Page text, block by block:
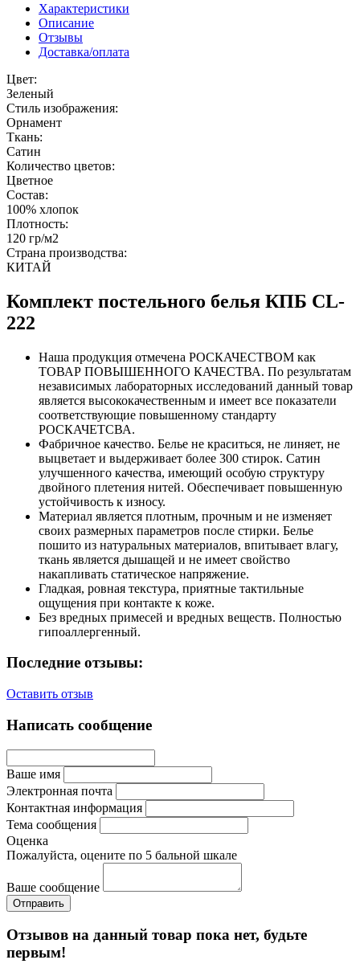
Характеристики
Описание
Отзывы
Доставка/оплата
Цвет:
Зеленый
Стиль изображения:
Орнамент
Ткань:
Сатин
Количество цветов:
Цветное
Состав:
100% хлопок
Плотность:
120 гр/м2
Страна производства:
КИТАЙ
Комплект постельного белья КПБ CL-
222
Наша продукция отмечена РОСКАЧЕСТВОМ как
ТОВАР ПОВЫШЕННОГО КАЧЕСТВА. По результатам
независимых лабораторных исследований данный товар
является высококачественным и имеет все показатели
соответствующие повышенному стандарту
РОСКАЧЕТСВА.
Фабричное качество. Белье не краситься, не линяет, не
выцветает и выдерживает более 300 стирок. Сатин
улучшенного качества, имеющий особую структуру
двойного плетения нитей. Обеспечивает повышенную
устойчивость к износу.
Материал является плотным, прочным и не изменяет
своих размерных параметров после стирки. Белье
пошито из натуральных материалов, впитывает влагу,
ткань является дышащей и не имеет свойство
накапливать статическое напряжение.
Гладкая, ровная текстура, приятные тактильные
ощущения при контакте к коже.
Без вредных примесей и вредных веществ. Полностью
гипоаллергенный.
Последние отзывы:
Оставить отзыв
Написать сообщение
Ваше имя
Электронная почта
Контактная информация
Тема сообщения
Оценка
Пожалуйста, оцените по 5 бальной шкале
Ваше сообщение
Отзывов на данный товар пока нет, будьте
первым!